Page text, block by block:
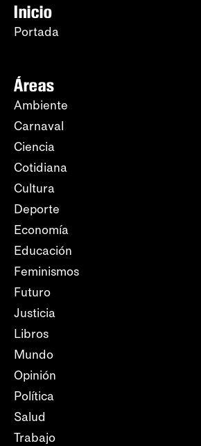
Inicio
Portada
Áreas
Ambiente
Carnaval
Ciencia
Cotidiana
Cultura
Deporte
Economía
Educación
Feminismos
Futuro
Justicia
Libros
Mundo
Opinión
Política
Salud
Trabajo